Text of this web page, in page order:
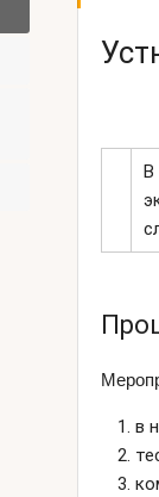
В
в